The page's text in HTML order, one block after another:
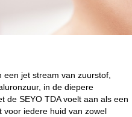
jet stream van zuurstof,
in de diepere
de SEYO TDA voelt aan als een
voor iedere huid van zowel